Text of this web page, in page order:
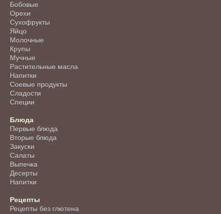
Бобовые
Орехи
Сухофрукты
Яйцо
Молочные
Крупы
Мучные
Растительные масла
Напитки
Соевые продукты
Сладости
Специи
Блюда
Первые блюда
Вторые блюда
Закуски
Салаты
Выпечка
Десерты
Напитки
Рецепты
Рецепты без глютена